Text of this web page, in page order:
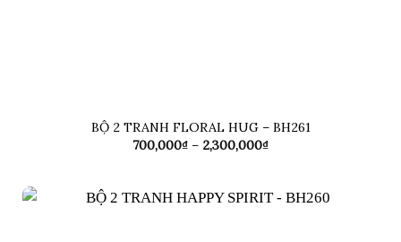
BỘ 2 TRANH FLORAL HUG – BH261
700,000₫ – 2,300,000₫Khoảng
đến
2,300,000₫